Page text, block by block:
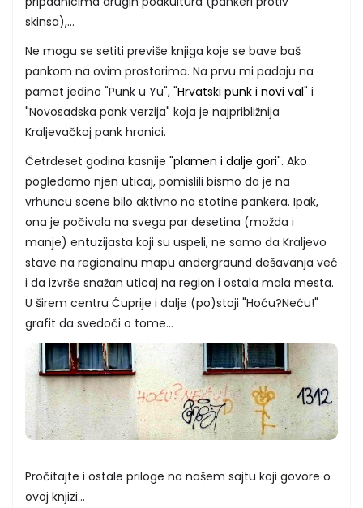
skinsa),...
Ne mogu se setiti previše knjiga koje se bave baš
pankom na ovim prostorima. Na prvu mi padaju na
pamet jedino "Punk u Yu", "Hrvatski punk i novi val" i
"Novosadska pank verzija" koja je najpribližnija
Kraljevačkoj pank hronici.
Četrdeset godina kasnije "plamen i dalje gori". Ako
pogledamo njen uticaj, pomislili bismo da je na
vrhuncu scene bilo aktivno na stotine pankera. Ipak,
ona je počivala na svega par desetina (možda i
manje) entuzijasta koji su uspeli, ne samo da Kraljevo
stave na regionalnu mapu andergraund dešavanja već
i da izvrše snažan uticaj na region i ostala mala mesta.
U širem centru Ćuprije i dalje (po)stoji "Hoću?Neću!"
grafit da svedoči o tome...
Pročitajte i ostale priloge na našem sajtu koji govore o
ovoj knjizi...